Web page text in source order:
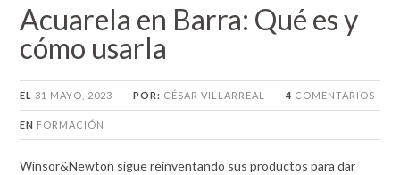
Acuarela en Barra: Qué es y
cómo usarla
EL 31 MAYO, 2023 POR: CÉSAR VILLARREAL 4 COMENTARIOS
EN FORMACIÓN
Winsor&Newton sigue reinventando sus productos para dar